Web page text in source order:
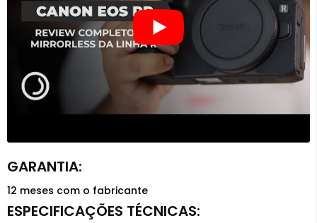
12 meses com o fabricante